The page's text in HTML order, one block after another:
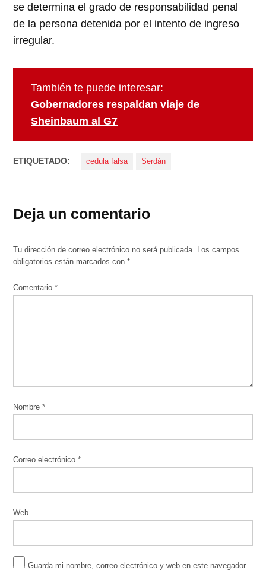
se determina el grado de responsabilidad penal
de la persona detenida por el intento de ingreso
irregular.
También te puede interesar:
Gobernadores respaldan viaje de
Sheinbaum al G7
ETIQUETADO: cedula falsa Serdán
Deja un comentario
Tu dirección de correo electrónico no será publicada. Los campos
obligatorios están marcados con*
Comentario*
Nombre*
Correo electrónico*
Web
Guarda mi nombre, correo electrónico y web en este navegador